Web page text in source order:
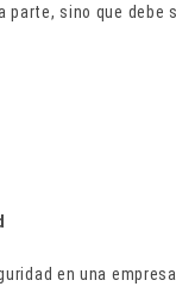
parte, sino que
en una